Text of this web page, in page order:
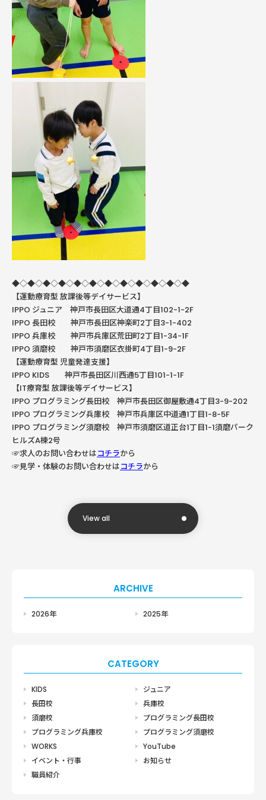
◆◇◆◇◆◇◆◇◆◇◆◇◆◇◆◇◆◇◆◇◆◇◆
【運動療育型放課後等デイサービス】
IPPO ジュニア 神戸市長田区大道通4丁目102-1-2F
IPPO 長田校 神戸市長田区神楽町2丁目3-1-402
IPPO 兵庫校 神戸市兵庫区荒田町2丁目1-34-1F
IPPO 須磨校 神戸市須磨区衣掛町4丁目1-9-2F
【運動療育型 児童発達支援】
IPPO KIDS 神戸市長田区川西通5丁目101-1-1F
【IT療育型放課後等デイサービス】
IPPO プログラミング長田校 神戸市長田区御屋敷通4丁目3-9-202
IPPO プログラミング兵庫校 神戸市兵庫区中道通1丁目1-8-5F
IPPO プログラミング須磨校 神戸市須磨区道正台1丁目1-1須磨パーク
ヒルズA棟2号
☞求人のお問い合わせはコチラから
☞見学・体験のお問い合わせはコチラから
View all
ARCHIVE
2026年 2025年
CATEGORY
KIDS
ジュニア
長田校
兵庫校
須磨校
プログラミング長田校
プログラミング兵庫校
プログラミング須磨校
WORKS
YouTube
イベント・行事
お知らせ
職員紹介